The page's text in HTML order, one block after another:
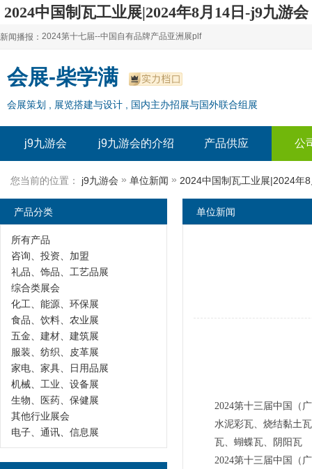
2024中国制瓦工业展|2024年8月14日-j9九游会
新闻播报：
2024上海自有品牌展--百货展|食品展 零售展|oem展
2024全球自有--品牌产品亚洲展（plf）
2024上海自有品牌展--2024上海oem 贴牌代加工展
2024第十七届--中国自有品牌产品亚洲展plf
2024全球自有--品牌产品亚洲展（plf）
2024年上海--第17届自有品牌展
会展-柴学满
会展策划 , 展览搭建与设计 , 国内主办招展与国外联合组展
j9九游会 j9九游会的介绍 产品供应 公
您当前的位置： j9九游会 » 单位新闻 » 2024中国制瓦工业展|2024年
单位新闻
2024第十三届中国（
水泥彩瓦、烧结黏土
瓦、蝴蝶瓦、阴阳瓦
2024第十三届中国（
产品分类
所有产品
咨询、投资、加盟
礼品、饰品、工艺品展
综合类展会
化工、能源、环保展
食品、饮料、农业展
五金、建材、建筑展
服装、纺织、皮革展
家电、家具、日用品展
机械、工业、设备展
生物、医药、保健展
其他行业展会
电子、通讯、信息展